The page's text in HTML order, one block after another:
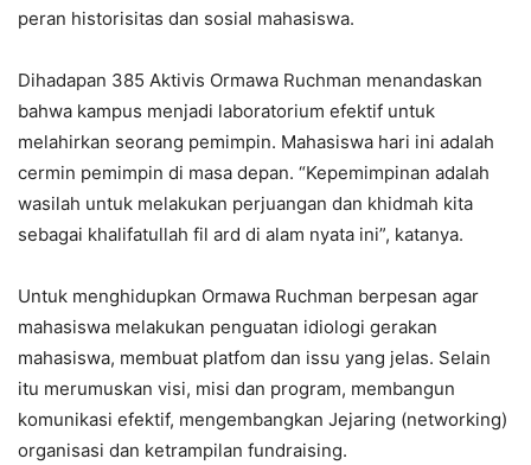
peran historisitas dan sosial mahasiswa.
Dihadapan 385 Aktivis Ormawa Ruchman menandaskan
bahwa kampus menjadi laboratorium efektif untuk
melahirkan seorang pemimpin. Mahasiswa hari ini adalah
cermin pemimpin di masa depan. “Kepemimpinan adalah
wasilah untuk melakukan perjuangan dan khidmah kita
sebagai khalifatullah fil ard di alam nyata ini”, katanya.
Untuk menghidupkan Ormawa Ruchman berpesan agar
mahasiswa melakukan penguatan idiologi gerakan
mahasiswa, membuat platfom dan issu yang jelas. Selain
itu merumuskan visi, misi dan program, membangun
komunikasi efektif, mengembangkan Jejaring (networking)
organisasi dan ketrampilan fundraising.